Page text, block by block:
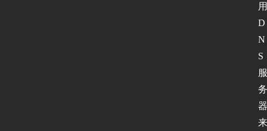
用
D
N
S
服
务
器
来